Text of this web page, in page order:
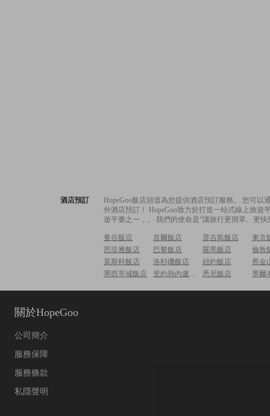
酒店預訂
HopeGoo飯店頻道為您提供酒店預訂服務。 您可
外酒店預訂！ HopeGoo致力於打造一站式線上旅
遊平臺之一，。 我們的使命是“讓旅行更簡單、更
曼谷飯店 首爾飯店 普吉島飯店
東京
芭堤雅飯店
巴黎飯店 羅馬飯店
倫敦
莫斯科飯店
洛杉磯飯店 紐約飯店
舊金
墨西哥城飯店
里約熱內盧飯店 悉尼飯店 墨爾
關於HopeGoo
公司簡介
服務保障
服務條款
私隱聲明